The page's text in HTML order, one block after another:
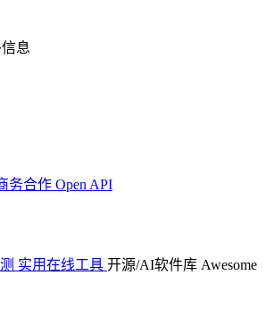
息
务合作 Open API
实用在线工具 开源/AI软件库 Awesome